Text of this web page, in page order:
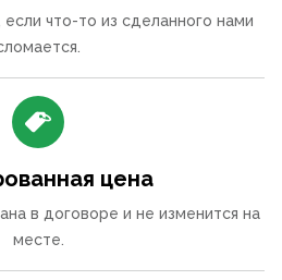
если что-то из сделанного нами
цена
в договоре и не изменится на
месте.